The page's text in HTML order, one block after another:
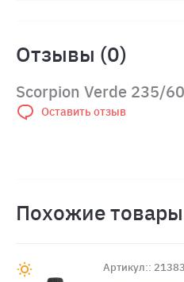
Отзывы (0)
Scorpion Verde 235/
Оставить отзыв
Похожие товары
Артикул::